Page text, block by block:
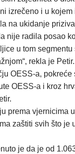
izrečeno i u kojem
na ukidanje
nije radila posao
u tom
rekla je Petir.
OESS-a, pokreće
OESS-a i kroz
prema vjernicima
zaštiti svih što je
je da je od